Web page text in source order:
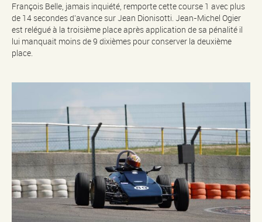
François Belle, jamais inquiété, remporte cette course 1 avec plus
de 14 secondes d’avance sur Jean Dionisotti. Jean-Michel Ogier
est relégué à la troisième place après application de sa pénalité il
lui manquait moins de 9 dixièmes pour conserver la deuxième
place.